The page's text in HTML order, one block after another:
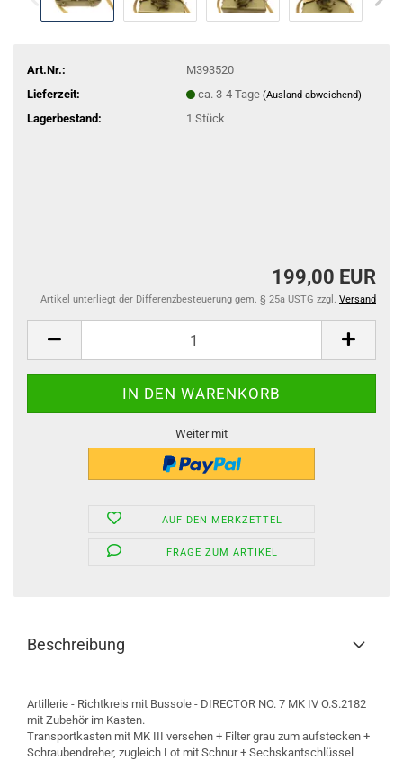
Art.Nr.:
M393520
Lieferzeit:
ca. 3-4 Tage (Ausland abweichend)
Lagerbestand: 1 Stück
199,00 EUR
Artikel unterliegt der Differenzbesteuerung gem. § 25a USTG zzgl. Versand
Weiter mit
AUF DEN MERKZETTEL
FRAGE ZUM ARTIKEL
Beschreibung
Artillerie - Richtkreis mit Bussole - DIRECTOR NO. 7 MK IV O.S.2182
mit Zubehör im Kasten.
Transportkasten mit MK III versehen + Filter grau zum aufstecken +
Schraubendreher, zugleich Lot mit Schnur + Sechskantschlüssel